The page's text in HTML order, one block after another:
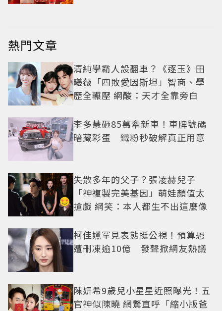
熱門文章
清純學霸人設翻車？《逐玉》田
曦薇「四敗愛因斯坦」智商、學
歷全輾壓 網酸：天才全靠旁白
李多慧砸85萬牽新車！車牌號碼
暗藏彩蛋 鐵粉秒破解真正用意
失散多年的父子？張凌赫兒子
「神複製完美基因」萌娃顏值太
搶戲 網笑：本人都生不出這麼像
柯佳嬿罕見表態挺公視！預算恐
遭刪凍逾10億 發聲掀網友熱議
陳妍希9歲兒小星星近照曝光！五
官神似陳曉 網驚直呼「縮小版爸